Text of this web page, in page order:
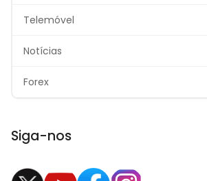
Telemóvel
Notícias
Forex
Siga-nos